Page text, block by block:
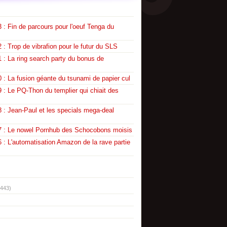
: Fin de parcours pour l'oeuf Tenga du
: Trop de vibrafion pour le futur du SLS
: La ring search party du bonus de
: La fusion géante du tsunami de papier cul
: Le PQ-Thon du templier qui chiait des
: Jean-Paul et les specials mega-deal
: Le nowel Pornhub des Schocobons moisis
: L'automatisation Amazon de la rave partie